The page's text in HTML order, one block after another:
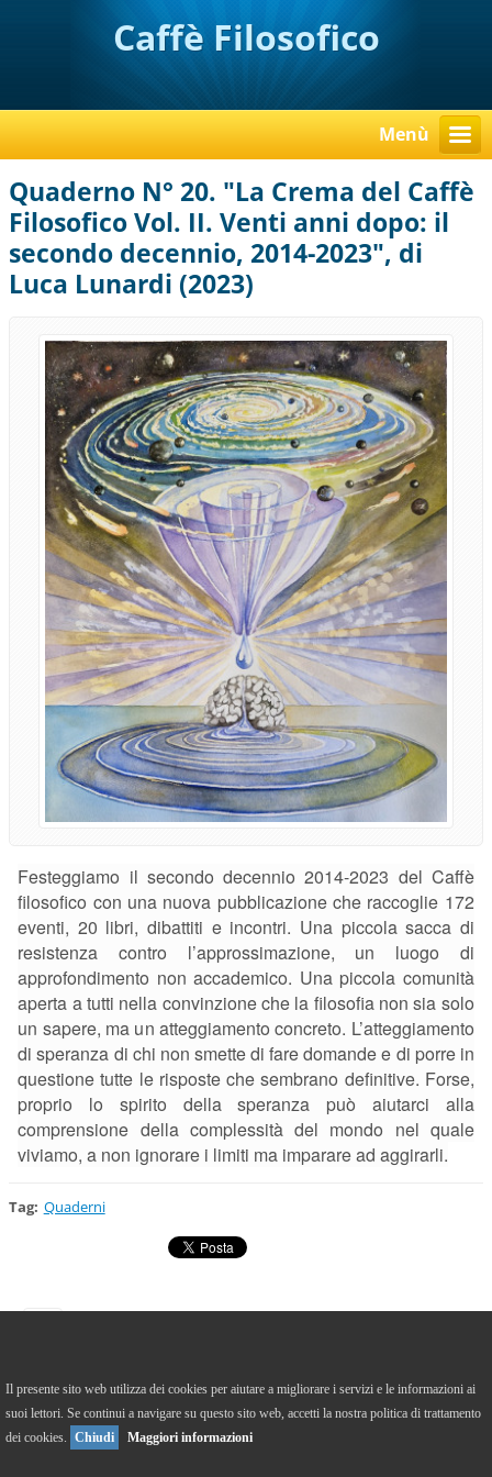
Caffè Filosofico
Menù
Quaderno N° 20. "La Crema del Caffè
Filosofico Vol. II. Venti anni dopo: il
secondo decennio, 2014-2023", di
Luca Lunardi (2023)
Festeggiamo il secondo decennio 2014-2023 del Caffè
filosofico con una nuova pubblicazione che raccoglie 172
eventi, 20 libri, dibattiti e incontri. Una piccola sacca di
resistenza contro l’approssimazione, un luogo di
approfondimento non accademico. Una piccola comunità
aperta a tutti nella convinzione che la filosofia non sia solo
un sapere, ma un atteggiamento concreto. L’atteggiamento
di speranza di chi non smette di fare domande e di porre in
questione tutte le risposte che sembrano definitive. Forse,
proprio lo spirito della speranza può aiutarci alla
comprensione della complessità del mondo nel quale
viviamo, a non ignorare i limiti ma imparare ad aggirarli.
Tag: Quaderni
Il presente sito web utilizza dei cookies per aiutare a migliorare i servizi e le informazioni ai
suoi lettori. Se continui a navigare su questo sito web, accetti la nostra politica di trattamento
dei cookies. Chiudi Maggiori informazioni
Versione Desktop